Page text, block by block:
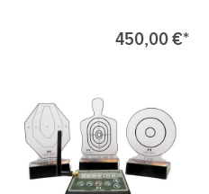
450,00 €*